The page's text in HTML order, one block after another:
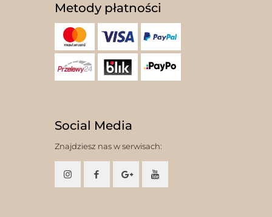
Metody płatności
Social Media
Znajdziesz nas w serwisach: